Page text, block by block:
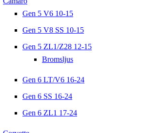
Gen 5 V6 10-15
Gen 5 V8 SS 10-15
Gen 5 ZL1/Z28 12-15
Bromsljus
Gen 6 LT/V6 16-24
Gen 6 SS 16-24
Gen 6 ZL1 17-24